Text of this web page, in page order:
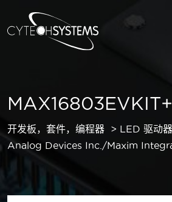
开发板，套件，编程器
LED 驱动
Analog Devices Inc./Maxim